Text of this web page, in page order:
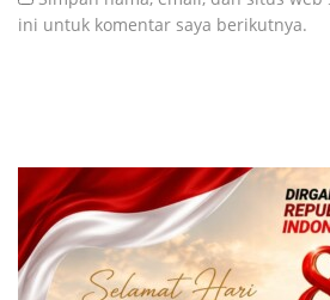
ini untuk komentar saya berikutnya.